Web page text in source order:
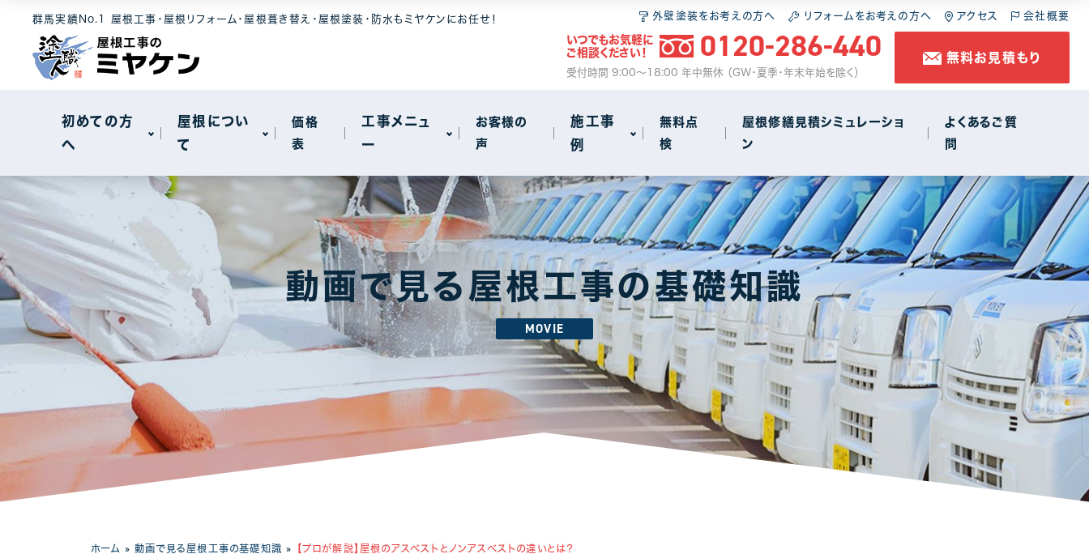
群馬実績No.1 屋根工事・屋根リフォーム・屋根葺き替え・屋根塗装・防水もミヤケンにお任せ！ 外壁塗装をお考えの方へ リフォームをお考えの方へ アクセス 会社概要
いつでもお気軽に
ご相談ください！
0120-286-440
受付時間 9:00～18:00 年中無休 （GW・夏季・年末年始を除く）
無料お見積もり
初めての方
へ
選ばれる理由 6つの安心 無料点検 施工の流れ
メンテナンスサイクル 火災保険のご案内 コラム
新着情報 動画で見る屋根工事の基礎知識
屋根につい
て
屋根について
和瓦 スレート屋根
モニエル瓦 セメント瓦 金属屋根
価格
表
工事メニュ
ー
工事メニュー 屋根塗装 屋根の葺き直し
屋根カバー工事 瓦・漆喰工事 雨樋工事
天窓工事 屋根葺き替え 防水工事
棟板金工事 雨漏り
お客様の
声
施工事
例
セキスイハイム 2
一般住宅 72 other 18 店舗・商店街
工場・事務所 1 アパート・マンション・ビル 1
無料点
検
屋根修繕見積シミュレーショ
ン
よくあるご質
問
選ばれる理由 6つの安心 施工の流れ
火災保険のご案内
屋根について
屋根素材 スレート屋根
セメント瓦
工事メニュー 屋根の葺き直し
瓦・漆喰工事
工場・事務所 1 アパート・マンション・ビル 1
動画で見る屋根工事の基礎知識
MOVIE
ホーム »動画で見る屋根工事の基礎知識 » 【プロが解説】屋根のアスベストとノンアスベストの違いとは？